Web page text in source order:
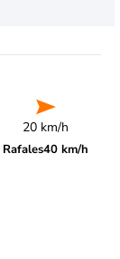
20 km/h
Rafales40 km/h